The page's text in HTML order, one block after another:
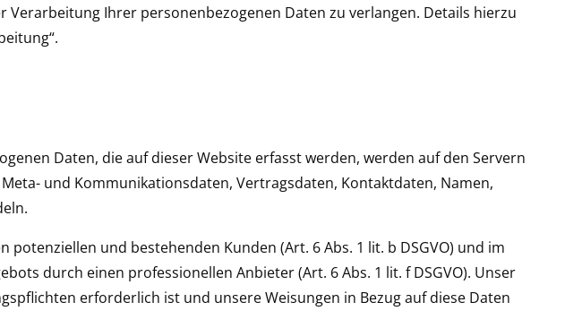
Ihrer personenbezogenen Daten zu verlangen. Details hierzu
Daten, die auf dieser Website erfasst werden, werden auf den Servern
und Kommunikationsdaten, Vertragsdaten, Kontaktdaten, Namen,
und bestehenden Kunden (Art. 6 Abs. 1 lit. b DSGVO) und im
durch einen professionellen Anbieter (Art. 6 Abs. 1 lit. f DSGVO). Unser
erforderlich ist und unsere Weisungen in Bezug auf diese Daten